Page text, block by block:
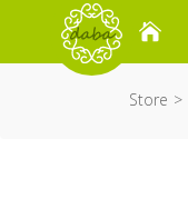
Store